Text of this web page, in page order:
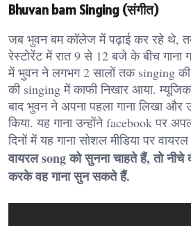
Bhuvan bam Singing (संगीत)
जब भुवन बम कॉलेज में पढ़ाई कर रहे थे,
रेस्टोरेंट में रात 9 से 12 बजे के बीच गाना
में भुवन ने लगभग 2 सालों तक singing
की singing में काफी निखार आया.
बाद भुवन ने अपना पहला गाना लिखा
किया. यह गाना उन्होंने facebook पर
दिनों में यह गाना सोशल मीडिया पर वायरल
वायरल song को सुनना चाहते हैं, तो नीचे
करके वह गाना सुन सकते हैं.